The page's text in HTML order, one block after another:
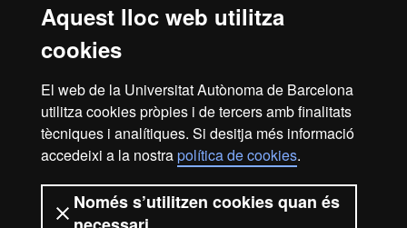
Aquest lloc web utilitza
cookies
El web de la Universitat Autònoma de Barcelona
utilitza cookies pròpies i de tercers amb finalitats
tècniques i analítiques. Si desitja més informació
accedeixi a la nostrapolítica de cookies.
Només s’utilitzen cookies quan és
Reconeixement internacional de l'excel·lència
HR
Inici Avís legal
Política de privacitat
Protecció de dades Sobre el web
Som una universitat capdavantera que imparteix una